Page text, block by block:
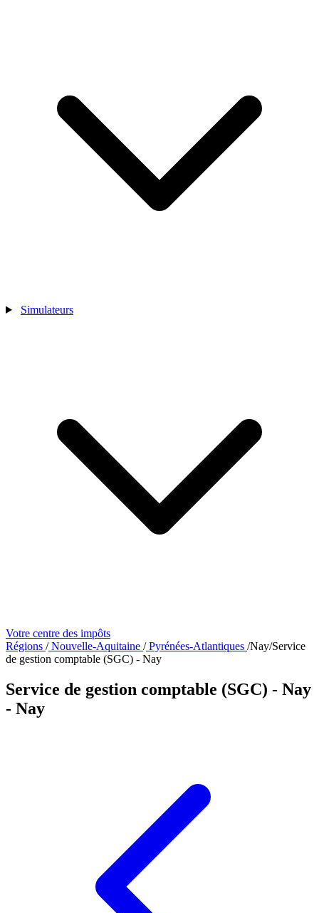
Simulateurs
Votre centre des impôts
Régions /Nouvelle-Aquitaine /Pyrénées-Atlantiques /Nay/Service
de gestion comptable (SGC) - Nay
Service de gestion comptable (SGC) - Nay
- Nay